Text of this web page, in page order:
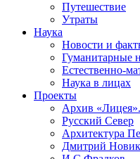
Путешествие
Утраты
Наука
Новости и
Гуманитарные
Естественно-
Наука в лицах
Проекты
Архив
Русский Север
Архитектура
Дмитрий